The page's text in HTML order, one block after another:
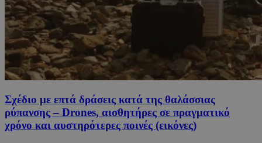
Σχέδιο με επτά δράσεις κατά της θαλάσσιας
ρύπανσης – Drones, αισθητήρες σε πραγματικό
χρόνο και αυστηρότερες ποινές (εικόνες)